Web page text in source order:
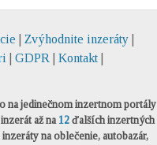
Zvýhodnite inzeráty|
GDPR Kontakt|
na jedinečnom inzertnom portály
až na 12 ďalších inzertných
na oblečenie, autobazár,